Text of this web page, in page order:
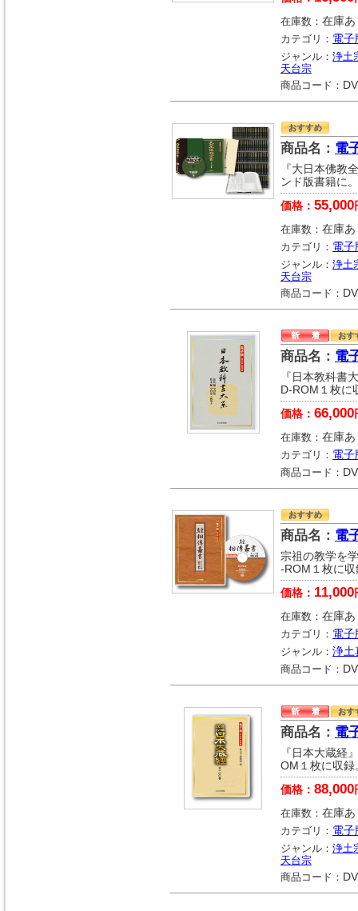
在庫数： 在庫あ
カテゴリ： 電子
ジャンル： 浄土
天台宗
商品コード：
商品名： 電
『大日本佛教
ンド版書籍に。
価格： 55,000
在庫数： 在庫あ
カテゴリ： 電子
ジャンル： 浄土
天台宗
商品コード：
商品名： 電
『日本教科書
D-ROM１枚に
価格： 66,000
在庫数： 在庫あ
カテゴリ： 電子
商品コード：
商品名： 電
宗祖の教学を
-ROM１枚に
価格： 11,000
在庫数： 在庫あ
カテゴリ： 電子
ジャンル： 浄土
商品コード：
商品名： 電
『日本大蔵経
OM１枚に収録
価格： 88,000
在庫数： 在庫あ
カテゴリ： 電子
ジャンル： 浄土
天台宗
商品コード：